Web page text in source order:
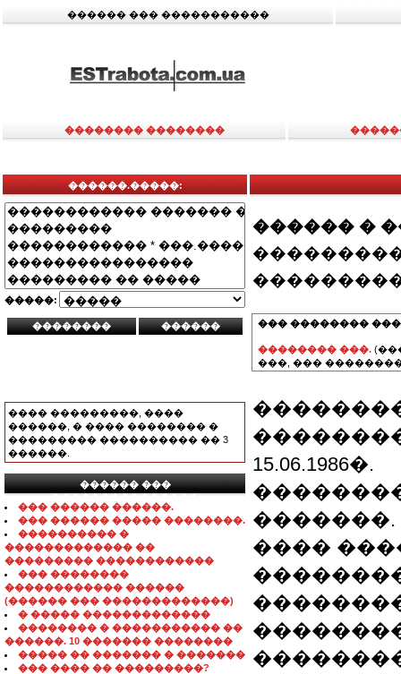
������ ��� �����������
�������� ��������
������.�����:
�����:
���� ���������, ����
������, � ���� �������� �
��������� ���������� �� 3
������.
������ ���
���������������
��� ������ ������.
��� ������ ����� ��������.
���������� �
������������� ��
��������� ������������
��� ��������
������������ ������
(������ ��� �������������)
� ����� �������������
�������� � ����������� ��
������. 10 ������� ��������
����� �� ������� � �������
��� ���� �� ���������?
������ �
��� ��������
�������� ���.
���, ���
15.06.1986�.
�������.
����